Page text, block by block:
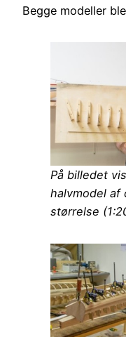
Begge modeller
På billedet
halvmodel af
størrelse